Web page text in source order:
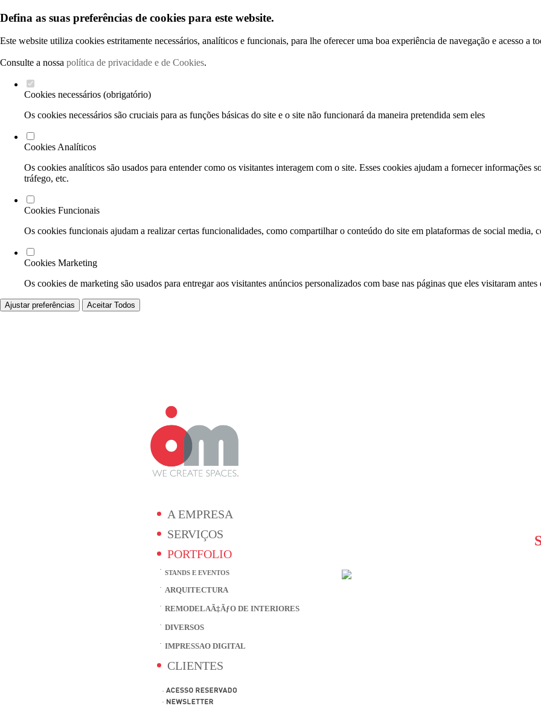
Defina as suas preferências de cookies para este website.
Este website utiliza cookies estritamente necessários, analíticos e funcionais, para lhe oferecer uma boa experiência de navegação e acesso a
Consulte a nossa política de privacidade e de Cookies.
Cookies necessários (obrigatório)
Os cookies necessários são cruciais para as funções básicas do site e o site não funcionará da maneira pretendida sem eles
Cookies Analíticos
Os cookies analíticos são usados para entender como os visitantes interagem com o site. Esses cookies ajudam a fornecer informações
tráfego, etc.
Cookies Funcionais
Os cookies funcionais ajudam a realizar certas funcionalidades, como compartilhar o conteúdo do site em plataformas de social media,
Cookies Marketing
Os cookies de marketing são usados para entregar aos visitantes anúncios personalizados com base nas páginas que eles visitaram
Ajustar preferências Aceitar Todos
A EMPRESA
SERVIÇOS
PORTFOLIO
STANDS E EVENTOS
ARQUITECTURA
REMODELAÃ‡ÃƒO DE INTERIORES
DIVERSOS
IMPRESSAO DIGITAL
CLIENTES